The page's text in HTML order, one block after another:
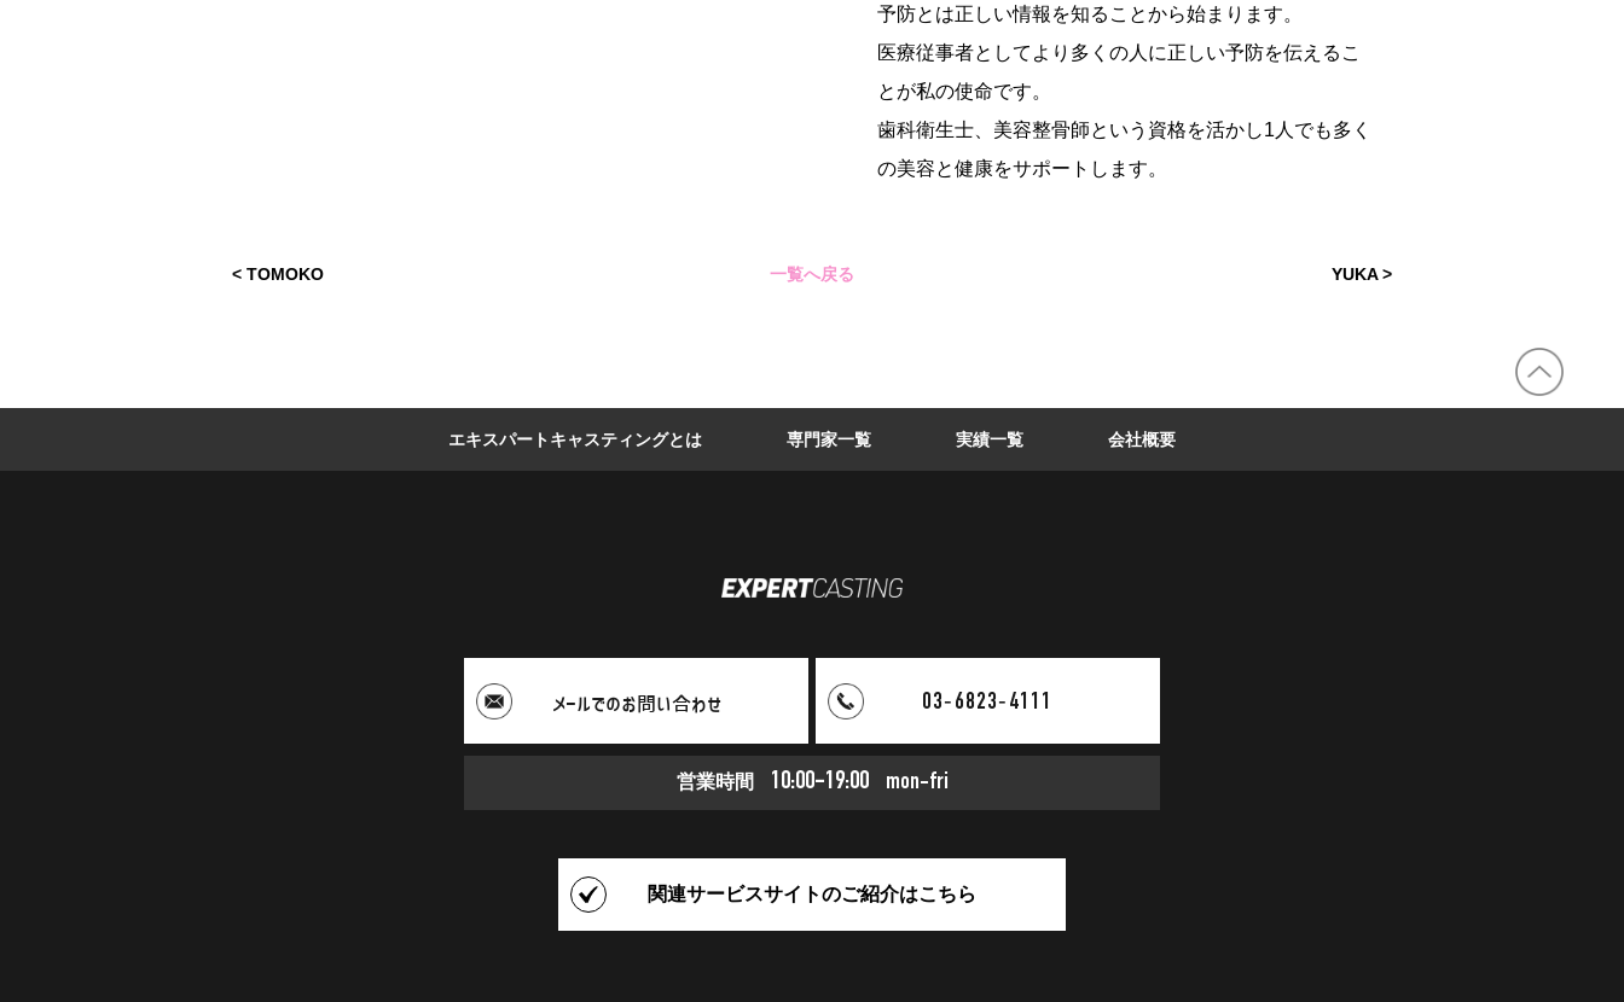
予防とは正しい情報を知ることから始まります。
医療従事者としてより多くの人に正しい予防を伝えるこ
とが私の使命です。
歯科衛生士、美容整骨師という資格を活かし1人でも多く
の美容と健康をサポートします。
< TOMOKO 一覧へ戻る YUKA>
エキスパートキャスティングとは 専門家一覧 実績一覧 会社概要
メールでのお問い合わせ 03‑6823‑4111
営業時間 10:00-19:00 mon-fri
関連サービスサイトのご紹介はこちら